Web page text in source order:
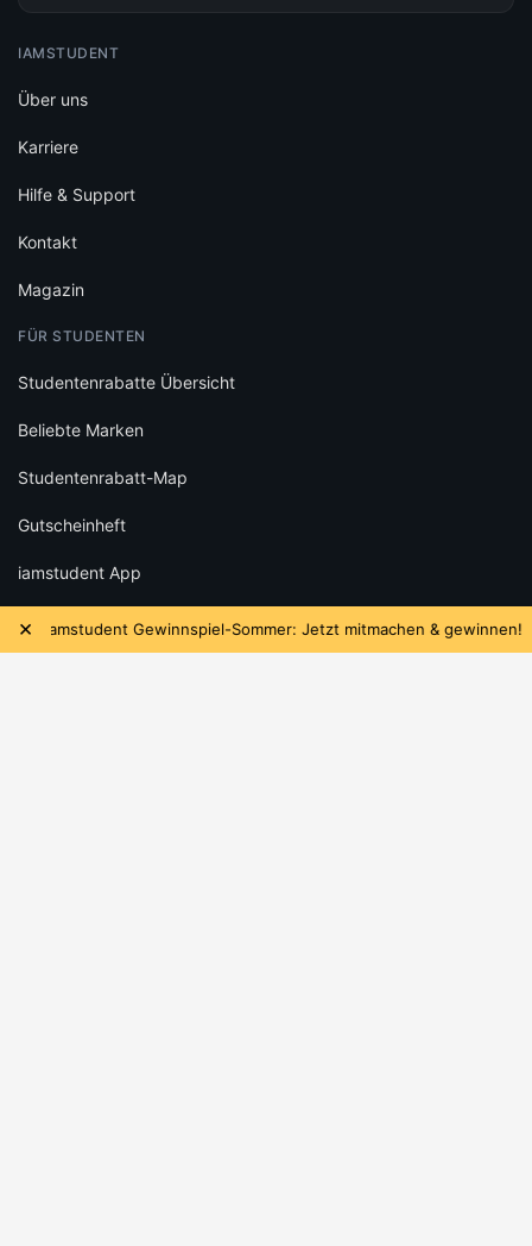
× Gewinnspiel-Sommer: Jetzt mitmachen & gewinnen!
IAMSTUDENT
Über uns
Karriere
Hilfe & Support
Kontakt
Magazin
FÜR STUDENTEN
Studentenrabatte Übersicht
Beliebte Marken
Studentenrabatt-Map
Gutscheinheft
iamstudent App
Newsletter